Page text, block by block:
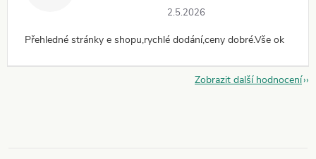
2.5.2026
Přehledné stránky e shopu,rychlé dodání,ceny dobré.Vše ok
Zobrazit další hodnocení